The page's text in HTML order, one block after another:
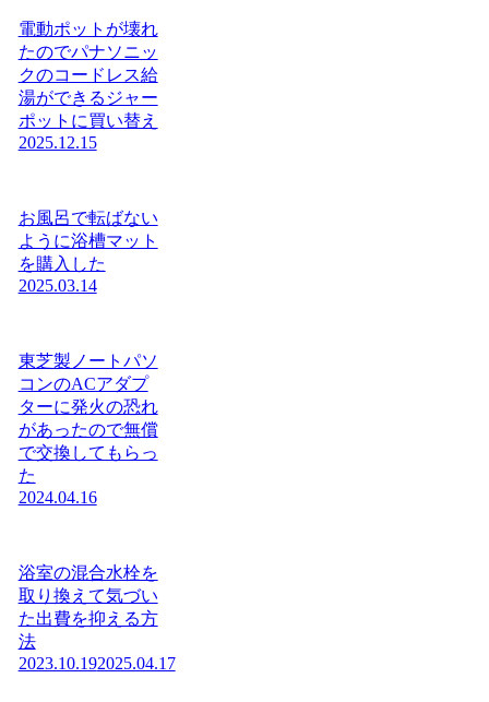
電動ポットが壊れ
たのでパナソニッ
クのコードレス給
湯ができるジャー
ポットに買い替え
2025.12.15
お風呂で転ばない
ように浴槽マット
を購入した
2025.03.14
東芝製ノートパソ
コンのACアダプ
ターに発火の恐れ
があったので無償
で交換してもらっ
た
2024.04.16
浴室の混合水栓を
取り換えて気づい
た出費を抑える方
法
2023.10.192025.04.17